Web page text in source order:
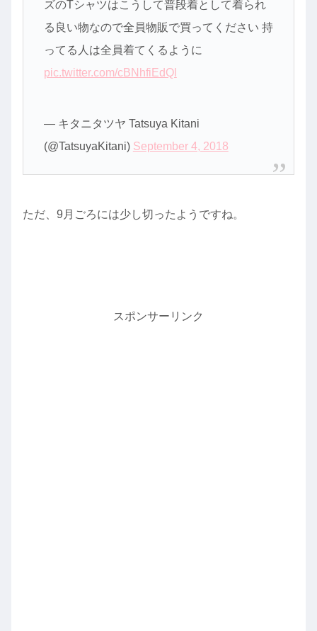
ズのTシャツはこうして普段着として着られ
る良い物なので全員物販で買ってください 持
ってる人は全員着てくるように
pic.twitter.com/cBNhfiEdQl
— キタニタツヤ Tatsuya Kitani
(@TatsuyaKitani) September 4, 2018
ただ、9月ごろには少し切ったようですね。
スポンサーリンク